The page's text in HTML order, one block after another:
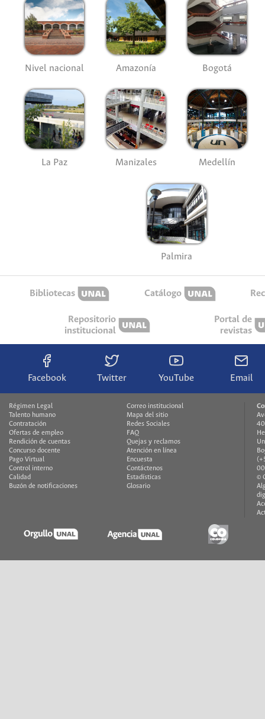
Nivel nacional Amazonía Bogotá
La Paz Manizales Medellín
Palmira
Bibliotecas Catálogo
Repositorio
institucional
Portal de
revistas
Facebook Twitter YouTube Email
Régimen Legal
Talento humano
Contratación
Ofertas de empleo
Rendición de cuentas
Concurso docente
Pago Virtual
Control interno
Calidad
Buzón de notificaciones
Correo institucional
Mapa del sitio
Redes Sociales
FAQ
Quejas y reclamos
Atención en línea
Encuesta
Contáctenos
Estadísticas
Glosario
©